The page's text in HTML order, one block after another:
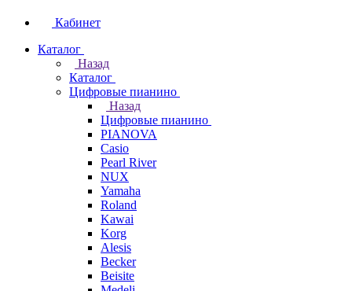
Кабинет
Каталог
Назад
Каталог
Цифровые пианино
Назад
Цифровые пианино
PIANOVA
Casio
Pearl River
NUX
Yamaha
Roland
Kawai
Korg
Alesis
Becker
Beisite